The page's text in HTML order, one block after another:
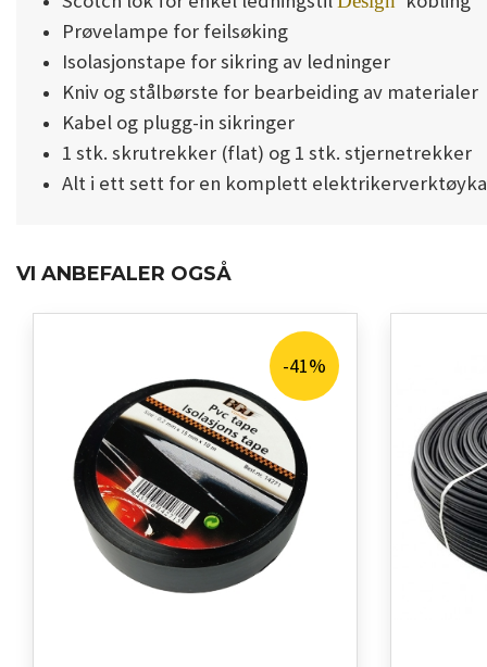
Prøvelampe for feilsøking
Isolasjonstape for sikring av ledninger
Kniv og stålbørste for bearbeiding av materialer
Kabel og plugg-in sikringer
1 stk. skrutrekker (flat) og 1 stk. stjernetrekker
Alt i ett sett for en komplett
VI ANBEFALER OGSÅ
-41%